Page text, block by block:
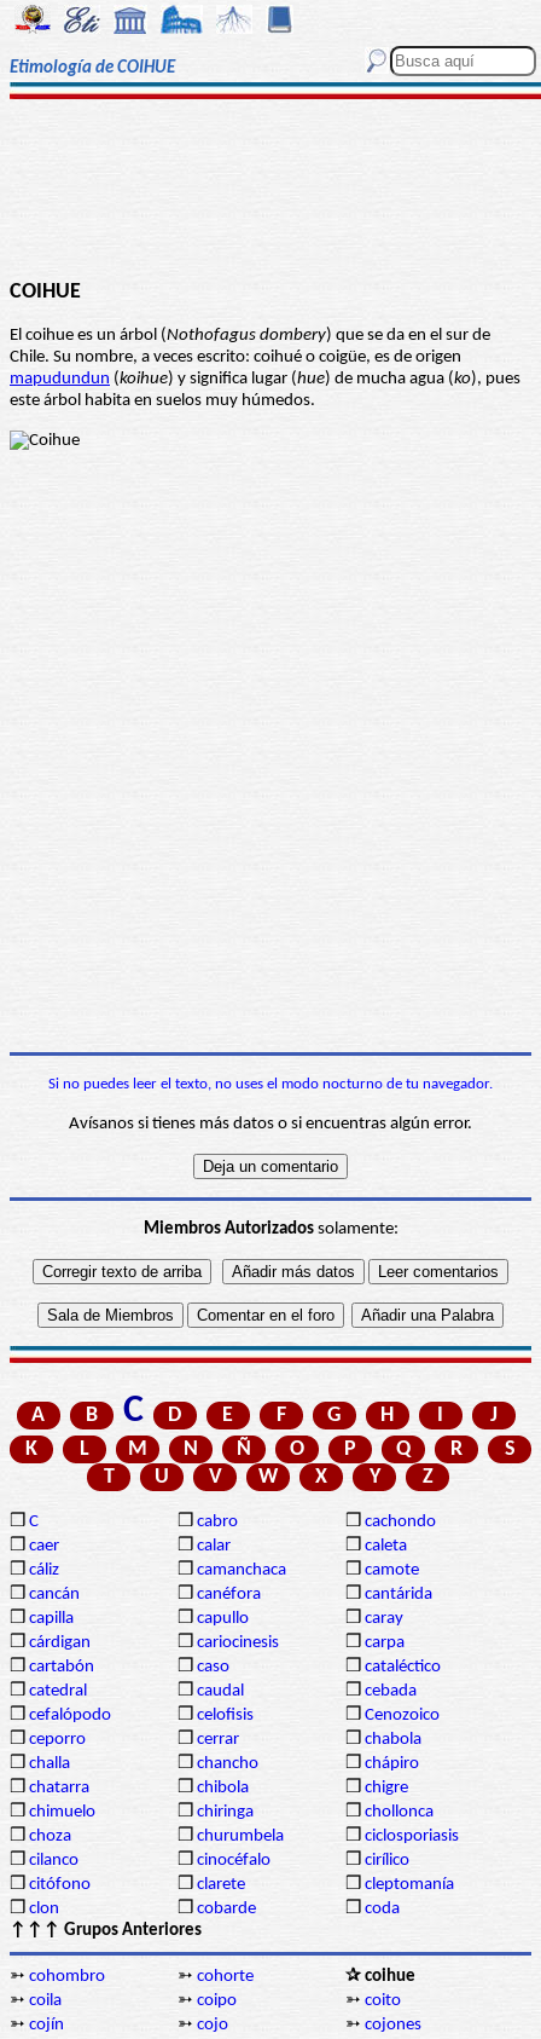
Etimología de COIHUE
COIHUE
El coihue es un árbol (Nothofagus dombery) que se da en el sur de
Chile. Su nombre, a veces escrito: coihué o coigüe, es de origen
mapudundun (koihue) y significa lugar (hue) de mucha agua (ko), pues
este árbol habita en suelos muy húmedos.
Si no puedes leer el texto, no uses el modo nocturno de tu navegador.
Avísanos si tienes más datos o si encuentras algún error.
Miembros Autorizadossolamente:
A B C D E F G H I
J
K
L M N Ñ O P Q R
S
T
U V W X Y Z
❒ C ❒ cabro ❒ cachondo
❒ caer ❒ calar ❒ caleta
❒ cáliz ❒ camanchaca ❒ camote
❒ cancán ❒ canéfora ❒ cantárida
❒ capilla ❒ capullo ❒ caray
❒ cárdigan ❒ cariocinesis ❒ carpa
❒ cartabón ❒ caso ❒ cataléctico
❒ catedral ❒ caudal ❒ cebada
❒ cefalópodo ❒ celofisis ❒ Cenozoico
❒ ceporro ❒ cerrar ❒ chabola
❒ challa ❒ chancho ❒ chápiro
❒ chatarra ❒ chibola ❒ chigre
❒ chimuelo ❒ chiringa ❒ chollonca
❒ choza ❒ churumbela ❒ ciclosporiasis
❒ cilanco ❒ cinocéfalo ❒ cirílico
❒ citófono ❒ clarete ❒ cleptomanía
❒ clon ❒ cobarde ❒ coda
↑↑↑ Grupos Anteriores
➳ cohombro ➳ cohorte
✰ coihue
➳ coila ➳ coipo ➳ coito
➳ cojín ➳ cojo ➳ cojones